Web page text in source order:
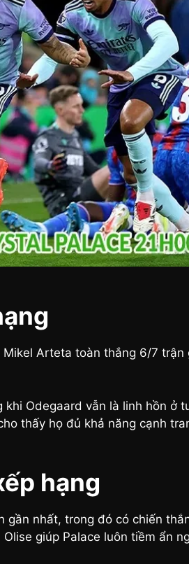
Arteta toàn thắng 6/7
Odegaard vẫn là linh hồn ở
thấy họ đủ khả năng cạnh
hạng
nhất, trong đó có chiến
giúp Palace luôn tiềm ẩn